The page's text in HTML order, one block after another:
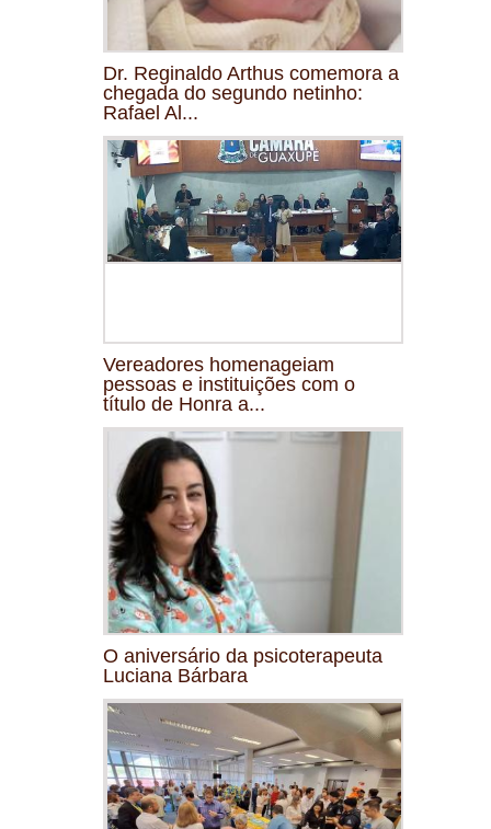
Dr. Reginaldo Arthus comemora a
chegada do segundo netinho:
Rafael Al...
Vereadores homenageiam
pessoas e instituições com o
título de Honra a...
O aniversário da psicoterapeuta
Luciana Bárbara